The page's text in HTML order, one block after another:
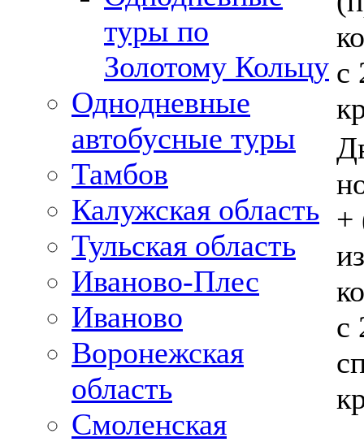
туры по
Золотому Кольцу
Однодневные
автобусные туры
Тамбов
Калужская область
Тульская область
Иваново-Плес
Иваново
Воронежская
область
Смоленская
с
+
с